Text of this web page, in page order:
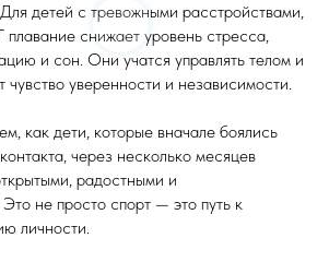
детей с тревожными расстройствами,
снижает уровень стресса,
и сон. Они учатся управлять телом и
чувство уверенности и независимости.
как дети, которые вначале боялись
через несколько месяцев
радостными и
не просто спорт — это путь к
личности.